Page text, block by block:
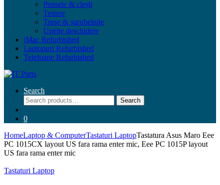
Pensete & clești
Testere
Truse & șurubelnițe
Unelte deschidere
iMac Refurbished
Laptopuri Refurbished
Telefoane Refurbished
Search
Search
for:
Search
0
HomeLaptop & ComputerTastaturi LaptopTastatura Asus Maro Eee
PC 1015CX layout US fara rama enter mic, Eee PC 1015P layout
US fara rama enter mic
Tastaturi Laptop